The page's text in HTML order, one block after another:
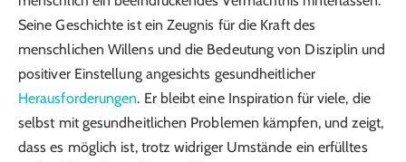
Seine Geschichte ist ein Zeugnis für die Kraft des
menschlichen Willens und die Bedeutung von Disziplin und
positiver Einstellung angesichts gesundheitlicher
Herausforderungen. Er bleibt eine Inspiration für viele, die
selbst mit gesundheitlichen Problemen kämpfen, und zeigt,
dass es möglich ist, trotz widriger Umstände ein erfülltes